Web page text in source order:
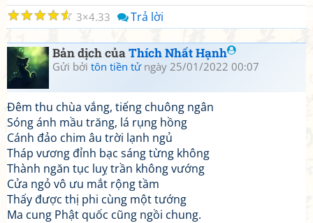
☆
☆
☆
☆
☆ 3 4.33 Trả lời
Bản dịch củaThích Nhất Hạnh
Gửi bởi tôn tiền tửngày 25/01/2022 00:07
Đêm thu chùa vắng, tiếng chuông ngân
Sóng ánh mầu trăng, lá rụng hồng
Cánh đảo chim âu trời lạnh ngủ
Tháp vương đỉnh bạc sáng từng không
Thành ngăn tục luỵ trần không vướng
Cửa ngỏ vô ưu mắt rộng tầm
Thấy được thị phi cùng một tướng
Ma cung Phật quốc cũng ngồi chung.